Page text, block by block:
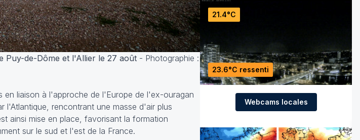
Puy-de-Dôme et l'Allier le 27 août - Photographie :
liaison à l'approche de l'Europe de l'ex-ouragan
l'Atlantique, rencontrant une masse d'air plus
ainsi mise en place, favorisant la formation
sur le sud et l'est de la France.
21.4°C
23.6°C ressenti
Webcams locales